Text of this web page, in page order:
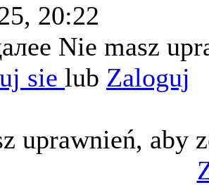
20:22
Nie masz
sie lub Zaloguj
uprawnień, aby